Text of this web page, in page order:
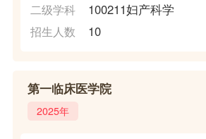
二级学科 100211妇产科学
招生人数 10
第一临床医学院
2025年